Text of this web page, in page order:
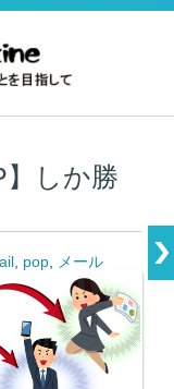
】しか勝
pop メール